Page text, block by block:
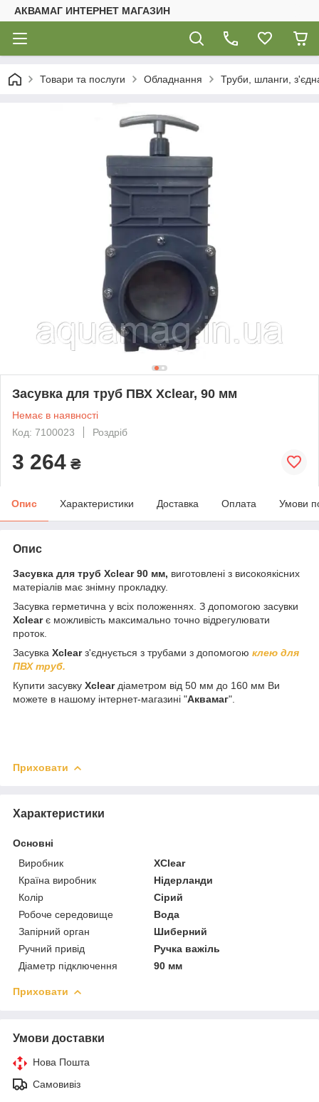
АКВАМАГ ИНТЕРНЕТ МАГАЗИН
Товари та послуги Обладнання Труби, шланги,
Засувка для труб ПВХ Xclear, 90 мм
Немає в наявності
Код: 7100023
Роздріб
3 264 ₴
Опис Характеристики Доставка Оплата Умови
Опис
Засувка для труб Xclear 90 мм, виготовлені з високоякісних
матеріалів має знімну прокладку.
Засувка герметична у всіх положеннях. З допомогою засувки
Xclearє можливість максимально точно відрегулювати
проток.
Засувка Xclearз'єднується з трубами з допомогою клею для
ПВХ труб.
Купити засувку Xclear діаметром від 50 мм до 160 мм Ви
можете в нашому інтернет-магазині "Аквамаг".
Приховати
Характеристики
Основні
Виробник
XClear
Країна виробник
Нідерланди
Колір
Сірий
Робоче середовище
Вода
Запірний орган
Шиберний
Ручний привід
Ручка важіль
Діаметр підключення
90 мм
Приховати
Умови доставки
Нова Пошта
Самовивіз